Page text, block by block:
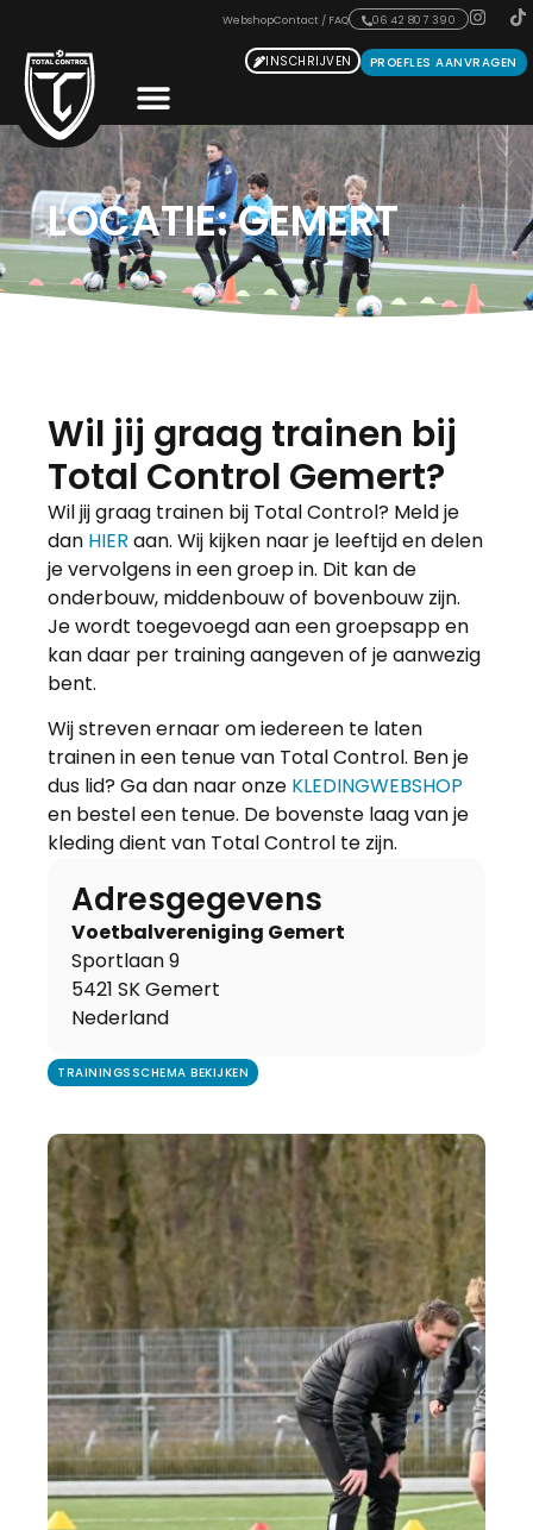
WebshopContact / FAQ 06 42 807 390
INSCHRIJVEN PROEFLES AANVRAGEN
LOCATIE: GEMERT
Wil jij graag trainen bij
Total Control Gemert?
Wil jij graag trainen bij Total Control? Meld je
dan HIER aan. Wij kijken naar je leeftijd en delen
je vervolgens in een groep in. Dit kan de
onderbouw, middenbouw of bovenbouw zijn.
Je wordt toegevoegd aan een groepsapp en
kan daar per training aangeven of je aanwezig
bent.
Wij streven ernaar om iedereen te laten
trainen in een tenue van Total Control. Ben je
dus lid? Ga dan naar onze KLEDINGWEBSHOP
en bestel een tenue. De bovenste laag van je
kleding dient van Total Control te zijn.
Adresgegevens
Voetbalvereniging Gemert
Sportlaan 9
5421 SK Gemert
Nederland
TRAININGSSCHEMA BEKIJKEN